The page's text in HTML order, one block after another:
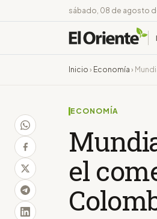
sábado, 08 de agosto
Inicio › Economía ›
ECONOMÍA
el